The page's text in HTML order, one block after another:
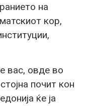
на
кор,
вас, овде во
почит кон
ќе ја